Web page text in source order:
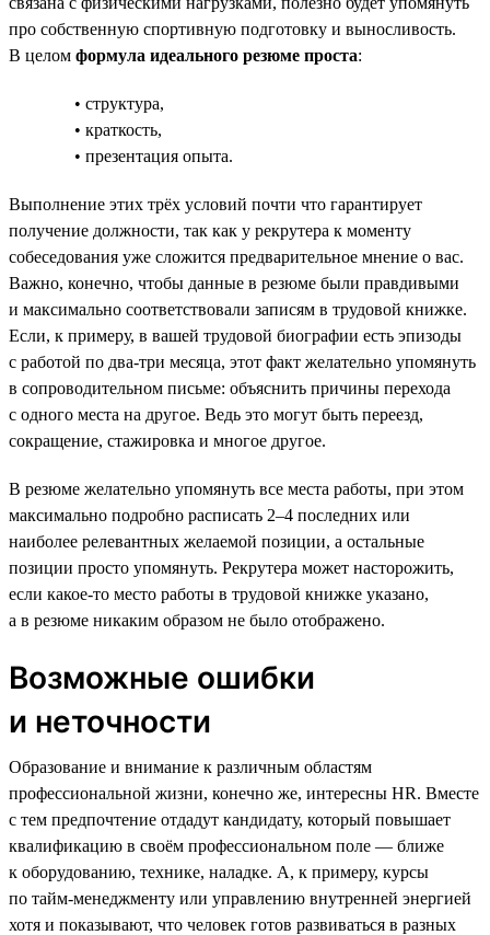
про собственную спортивную подготовку и выносливость.
В целом формула идеального резюме проста:
• структура,
• краткость,
• презентация опыта.
Выполнение этих трёх условий почти что гарантирует
получение должности, так как у рекрутера к моменту
собеседования уже сложится предварительное мнение о вас.
Важно, конечно, чтобы данные в резюме были правдивыми
и максимально соответствовали записям в трудовой книжке.
Если, к примеру, в вашей трудовой биографии есть эпизоды
с работой по два-три месяца, этот факт желательно упомянуть
в сопроводительном письме: объяснить причины перехода
с одного места на другое. Ведь это могут быть переезд,
сокращение, стажировка и многое другое.
В резюме желательно упомянуть все места работы, при этом
максимально подробно расписать 2–4 последних или
наиболее релевантных желаемой позиции, а остальные
позиции просто упомянуть. Рекрутера может насторожить,
если какое-то место работы в трудовой книжке указано,
а в резюме никаким образом не было отображено.
Возможные ошибки
и неточности
Образование и внимание к различным областям
профессиональной жизни, конечно же, интересны HR. Вместе
с тем предпочтение отдадут кандидату, который повышает
квалификацию в своём профессиональном поле — ближе
к оборудованию, технике, наладке. А, к примеру, курсы
по тайм-менеджменту или управлению внутренней энергией
хотя и показывают, что человек готов развиваться в разных